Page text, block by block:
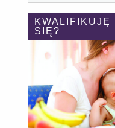
KWALIFIKUJĘ
SIĘ?